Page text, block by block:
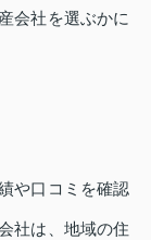
会社を選ぶかに
や口コミを確認
社は、地域の住